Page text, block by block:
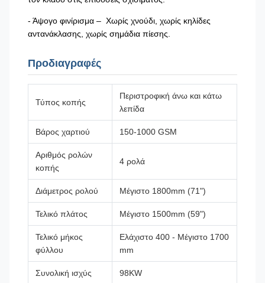
- Άψογο φινίρισμα – Χωρίς χνούδι, χωρίς κηλίδες
αντανάκλασης, χωρίς σημάδια πίεσης.
Προδιαγραφές
Τύπος κοπής
Περιστροφική άνω και κάτω
λεπίδα
Βάρος χαρτιού 150-1000 GSM
Αριθμός ρολών
κοπής
4 ρολά
Διάμετρος ρολού Μέγιστο 1800mm (71")
Τελικό πλάτος Μέγιστο 1500mm (59")
Τελικό μήκος
φύλλου
Ελάχιστο 400 - Μέγιστο 1700
mm
Συνολική ισχύς 98KW